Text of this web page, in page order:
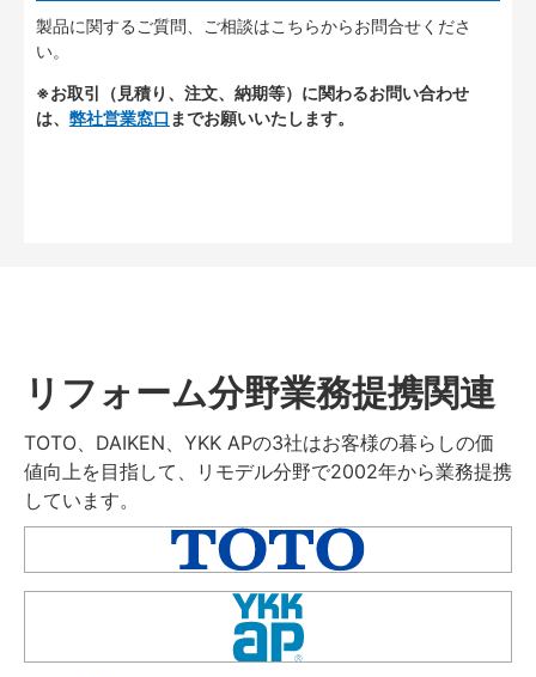
製品に関するご質問、ご相談はこちらからお問合せくださ
い。
※お取引（見積り、注文、納期等）に関わるお問い合わせ
は、 弊社営業窓口 までお願いいたします。
リフォーム分野業務提携関連
TOTO、DAIKEN、YKK APの3社はお客様の暮らしの価
値向上を目指して、リモデル分野で2002年から業務提携
しています。